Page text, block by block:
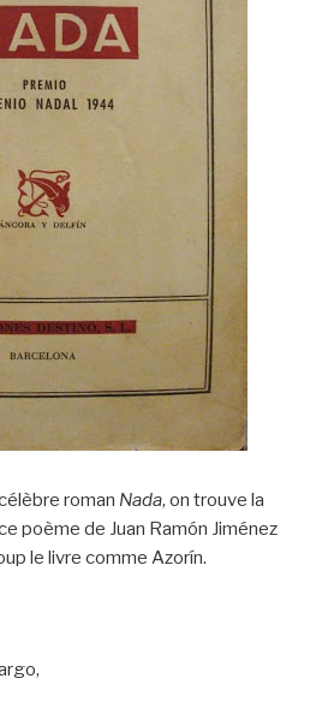
roman Nada, on trouve la
poème de Juan Ramón Jiménez
le livre comme Azorín.